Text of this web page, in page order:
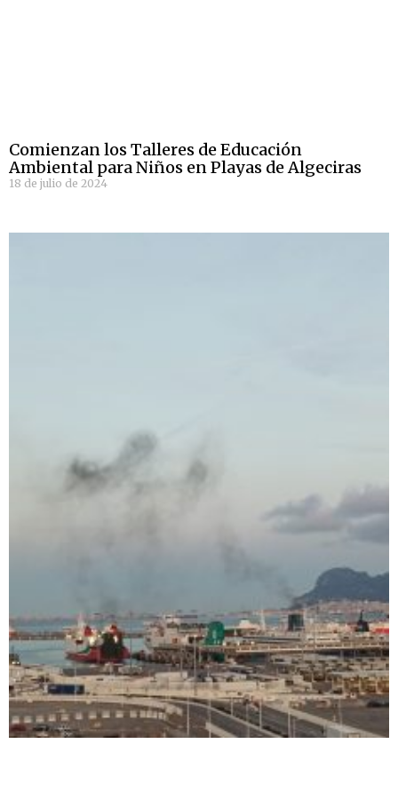
Comienzan los Talleres de Educación
Ambiental para Niños en Playas de Algeciras
18 de julio de 2024